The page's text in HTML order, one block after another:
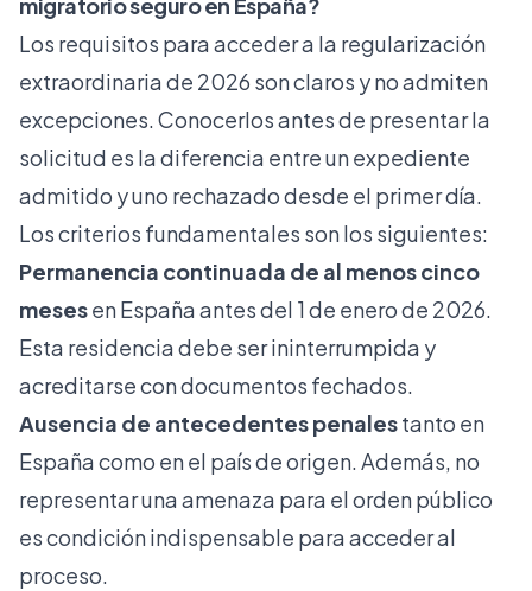
Los requisitos para acceder a la regularización
extraordinaria de 2026 son claros y no admiten
excepciones. Conocerlos antes de presentar la
solicitud es la diferencia entre un expediente
admitido y uno rechazado desde el primer día.
Los criterios fundamentales son los siguientes:
Permanencia continuada de al menos cinco
mesesen España antes del 1 de enero de 2026.
Esta residencia debe ser ininterrumpida y
acreditarse con documentos fechados.
Ausencia de antecedentes penalestanto en
España como en el país de origen. Además, no
representar una amenaza para el orden público
es condición indispensable para acceder al
proceso.